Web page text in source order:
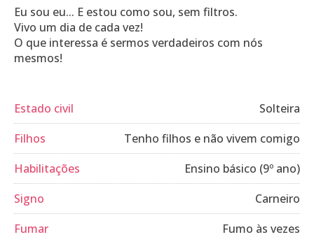
Eu sou eu... E estou como sou, sem filtros.
Vivo um dia de cada vez!
O que interessa é sermos verdadeiros com nós
mesmos!
Estado civil
Solteira
Filhos
Tenho filhos e não vivem comigo
Habilitações
Ensino básico (9º ano)
Signo
Carneiro
Fumar
Fumo às vezes